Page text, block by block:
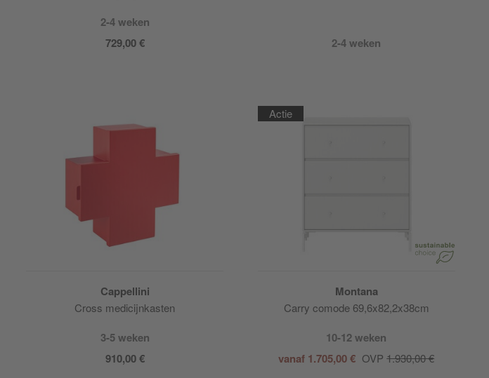
2-4 weken
729,00 €
2-4 weken
Cappellini
Cross medicijnkasten
3-5 weken
910,00 €
Montana
Carry comode 69,6x82,2x38cm
10-12 weken
vanaf 1.705,00 € OVP1.930,00 €
Actie